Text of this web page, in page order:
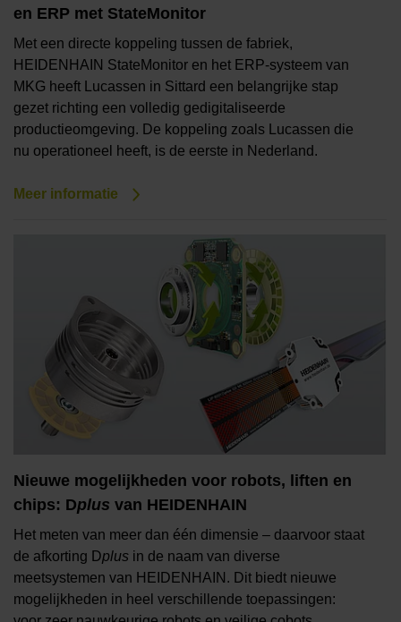
en ERP met StateMonitor
Met een directe koppeling tussen de fabriek,
HEIDENHAIN StateMonitor en het ERP-systeem van
MKG heeft Lucassen in Sittard een belangrijke stap
gezet richting een volledig gedigitaliseerde
productieomgeving. De koppeling zoals Lucassen die
nu operationeel heeft, is de eerste in Nederland.
Meer informatie
Nieuwe mogelijkheden voor robots, liften en
chips: Dplus van HEIDENHAIN
Het meten van meer dan één dimensie – daarvoor staat
de afkorting Dplus in de naam van diverse
meetsystemen van HEIDENHAIN. Dit biedt nieuwe
mogelijkheden in heel verschillende toepassingen: